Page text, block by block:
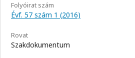
Folyóirat szám
Évf. 57 szám 1 (2016)
Rovat
Szakdokumentum